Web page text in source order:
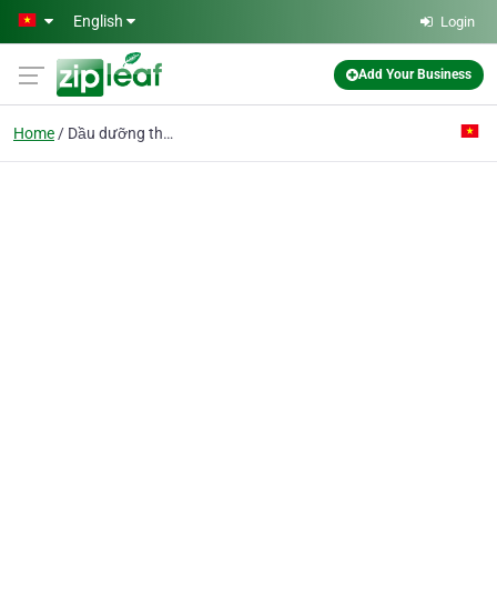
Skip to main content
English Login
Add Your Business
Home Dầu dưỡng thể H'Bia